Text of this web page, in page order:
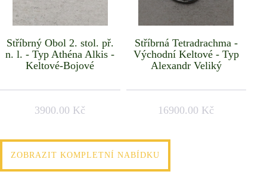
Stříbrný Obol 2. stol. př.
n. l. - Typ Athéna Alkis -
Keltové-Bojové
3900.00 Kč
Stříbrná Tetradrachma -
Východní Keltové - Typ
Alexandr Veliký
16900.00 Kč
ZOBRAZIT KOMPLETNÍ NABÍDKU